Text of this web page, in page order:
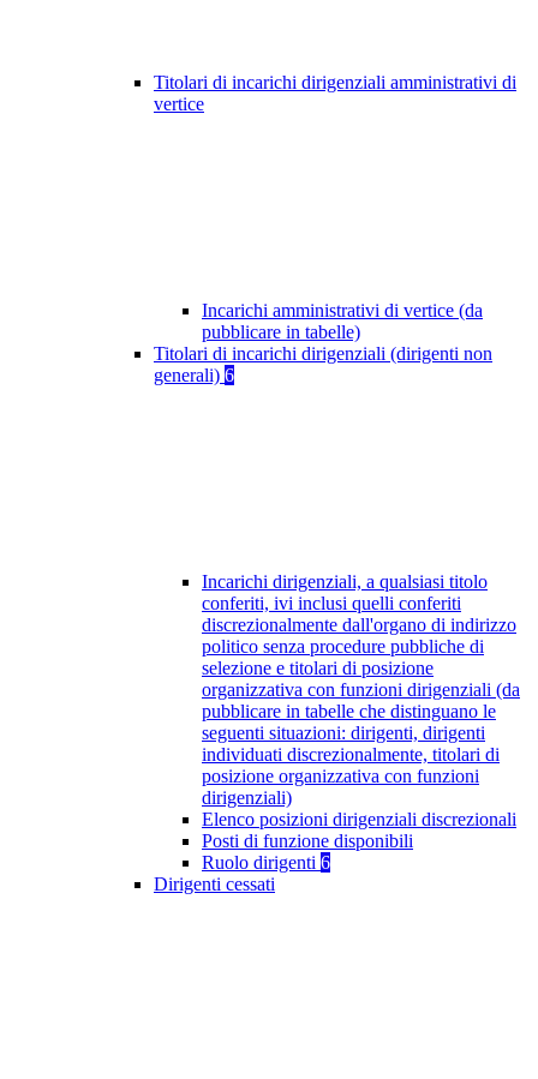
Titolari di incarichi dirigenziali amministrativi di
vertice
Incarichi amministrativi di vertice (da
pubblicare in tabelle)
Titolari di incarichi dirigenziali (dirigenti non
generali) 6
Incarichi dirigenziali, a qualsiasi titolo
conferiti, ivi inclusi quelli conferiti
discrezionalmente dall'organo di indirizzo
politico senza procedure pubbliche di
selezione e titolari di posizione
organizzativa con funzioni dirigenziali (da
pubblicare in tabelle che distinguano le
seguenti situazioni: dirigenti, dirigenti
individuati discrezionalmente, titolari di
posizione organizzativa con funzioni
dirigenziali)
Elenco posizioni dirigenziali discrezionali
Posti di funzione disponibili
Ruolo dirigenti 6
Dirigenti cessati